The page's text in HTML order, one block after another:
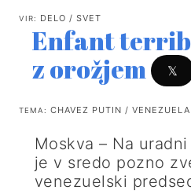
VIR: DELO / SVET
Enfant
z orožjem
𝕏
TEMA: CHAVEZ PUTIN /
Moskva – Na
je v sredo pozno
venezuelski